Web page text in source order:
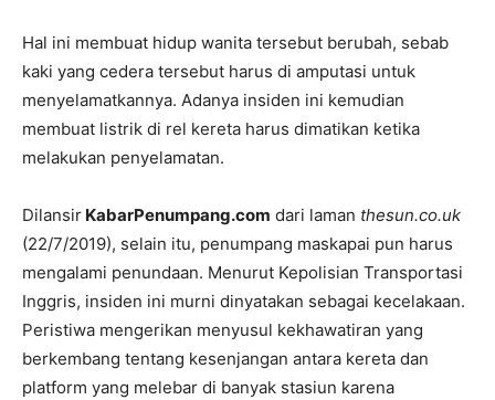
Hal ini membuat hidup wanita tersebut berubah, sebab
kaki yang cedera tersebut harus di amputasi untuk
menyelamatkannya. Adanya insiden ini kemudian
membuat listrik di rel kereta harus dimatikan ketika
melakukan penyelamatan.
Dilansir KabarPenumpang.com dari laman thesun.co.uk
(22/7/2019), selain itu, penumpang maskapai pun harus
mengalami penundaan. Menurut Kepolisian Transportasi
Inggris, insiden ini murni dinyatakan sebagai kecelakaan.
Peristiwa mengerikan menyusul kekhawatiran yang
berkembang tentang kesenjangan antara kereta dan
platform yang melebar di banyak stasiun karena